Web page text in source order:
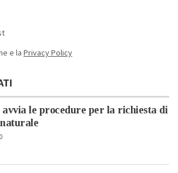
e la Privacy Policy
avvia le procedure per la richiesta di